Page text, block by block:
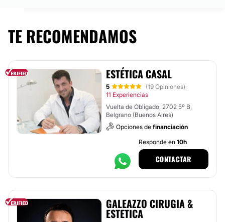
TE RECOMENDAMOS
ESTÉTICA CASAL
5 (19 Opiniones)·
11 Experiencias
Vuelta de Obligado, 2702 5º B,
Belgrano (Buenos Aires)
Opciones de financiación
Responde en 10h
CONTACTAR
GALEAZZO CIRUGIA &
ESTETICA